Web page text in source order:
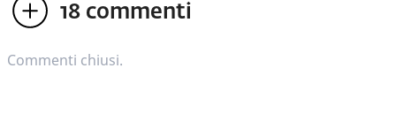
18 commenti
Commenti chiusi.